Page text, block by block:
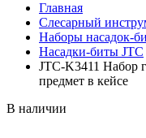
Главная
Слесарный
Наборы насадок-
Насадки-биты JTC
JTC-K3411 Набор
предмет в кейсе
В наличии